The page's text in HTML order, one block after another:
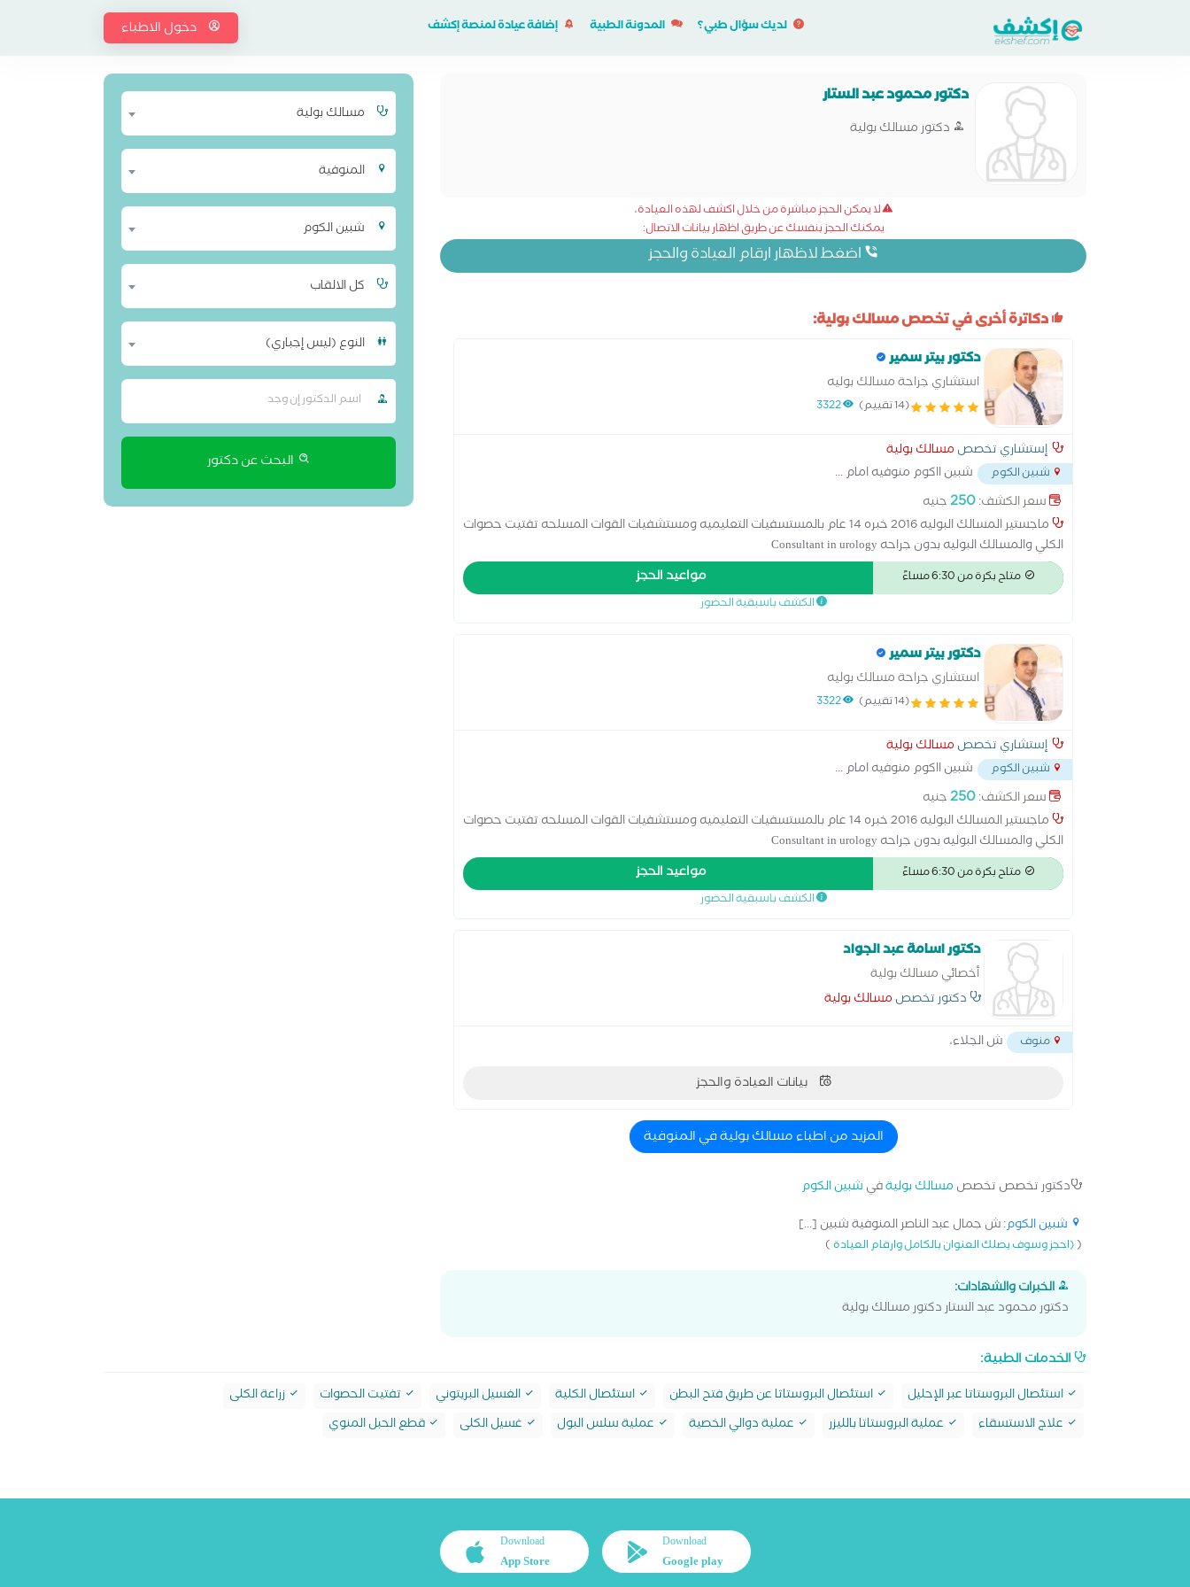
لديك سؤال طبي؟ المدونة الطبية إضافة عيادة لمنصة إكشف دخول الاطباء
دكتور محمود عبد الستار
دكتور مسالك بولية
لا يمكن الحجز مباشرة من خلال اكشف لهذه العيادة،
يمكنك الحجز بنفسك عن طريق اظهار بيانات الاتصال:
اضغط لاظهار ارقام العيادة والحجز
دكاترة أخرى في تخصص مسالك بولية:
دكتور بيتر سمير
استشاري جراحة مسالك بوليه
(14 تقييم) 3322
إستشاري تخصص مسالك بولية
شبين الكوم شبين ااكوم منوفيه امام...
سعر الكشف:250جنيه
ماجستير المسالك البوليه 2016 خبره 14 عام بالمستسفيات التعليميه ومستشفيات القوات المسلحه تفتيت حصوات
الكلي والمسالك البوليه بدون جراحه Consultant in urology
متاح بكرة من 6:30 مساءً مواعيد الحجز
الكشف باسبقية الحضور
دكتور بيتر سمير
استشاري جراحة مسالك بوليه
(14 تقييم) 3322
إستشاري تخصص مسالك بولية
شبين الكوم شبين ااكوم منوفيه امام...
سعر الكشف:250جنيه
ماجستير المسالك البوليه 2016 خبره 14 عام بالمستسفيات التعليميه ومستشفيات القوات المسلحه تفتيت حصوات
الكلي والمسالك البوليه بدون جراحه Consultant in urology
متاح بكرة من 6:30 مساءً مواعيد الحجز
الكشف باسبقية الحضور
دكتور اسامة عبد الجواد
أخصائي مسالك بولية
دكتور تخصص مسالك بولية
منوف ش الجلاء،
بيانات العيادة والحجز
المزيد من اطباء مسالك بولية في المنوفية
دكتور تخصص تخصص مسالك بوليةفي شبين الكوم
شبين الكوم: ش جمال عبد الناصر المنوفية شبين [...]
((احجز وسوف يصلك العنوان بالكامل وارقام العيادة)
الخبرات والشهادات:
دكتور محمود عبد الستار دكتور مسالك بولية
مسالك بولية
المنوفية
شبين الكوم
كل الالقاب
النوع (ليس إجباري)
البحث عن دكتور
الخدمات الطبية:
استئصال البروستاتا عبر الإحليل استئصال البروستاتا عن طريق فتح البطن استئصال الكلية الغسيل البريتوني تفتيت الحصوات
زراعة الكلى
علاج الاستسقاء
عملية البروستاتا بالليزر عملية دوالي الخصية عملية سلس البول غسيل الكلى قطع الحبل المنوي
Download
Google play
Download
App Store